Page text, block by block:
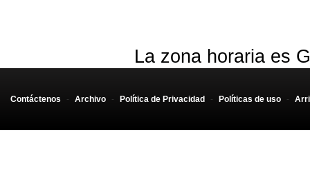
La zona horaria es
Contáctenos - Archivo - Política de Privacidad - Políticas de uso -